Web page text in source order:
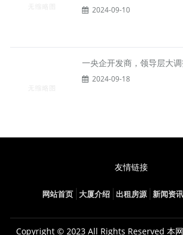
2024-09-10
一央企开发商，领导层大
2024-09-18
友情链接
网站首页 大厦介绍 出租房源 新闻资讯
Copyright © 2023 All Rights Reserved 本